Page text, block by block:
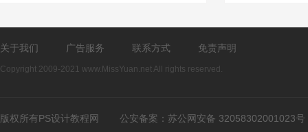
关于我们 广告服务 联系方式 免责声明
Copyright 2009-2021 www.MissYuan.net All rights reserved.
版权所有PS设计教程网 公安备案： 苏公网安备 32058302001023号